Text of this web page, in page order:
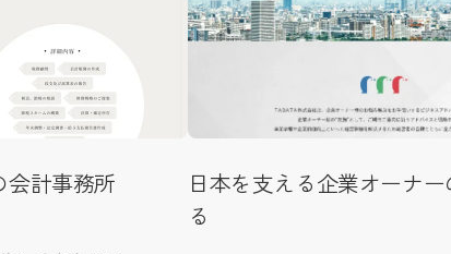
会計事務所
日本を支える企業オーナー
る